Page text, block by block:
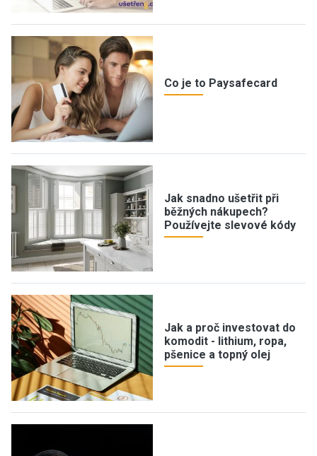
Co je to Paysafecard
Jak snadno ušetřit při
běžných nákupech?
Používejte slevové kódy
Jak a proč investovat do
komodit - lithium, ropa,
pšenice a topný olej